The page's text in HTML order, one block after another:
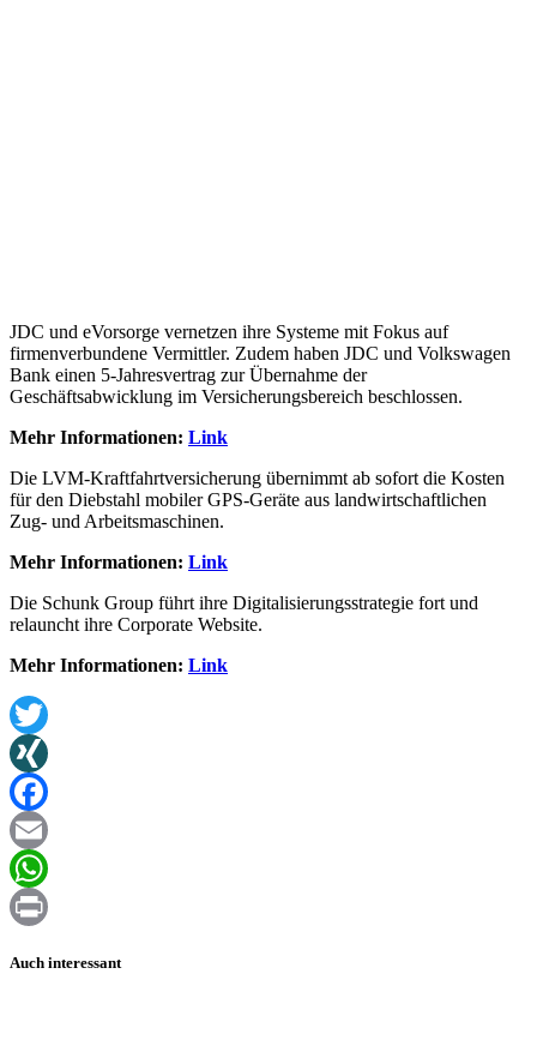
JDC und eVorsorge vernetzen ihre Systeme mit Fokus auf
firmenverbundene Vermittler. Zudem haben JDC und Volkswagen
Bank einen 5-Jahresvertrag zur Übernahme der
Geschäftsabwicklung im Versicherungsbereich beschlossen.
Mehr Informationen: Link
Die LVM-Kraftfahrtversicherung übernimmt ab sofort die Kosten
für den Diebstahl mobiler GPS-Geräte aus landwirtschaftlichen
Zug- und Arbeitsmaschinen.
Mehr Informationen: Link
Die Schunk Group führt ihre Digitalisierungsstrategie fort und
relauncht ihre Corporate Website.
Mehr Informationen: Link
Twitter
XING
Facebook
Email
WhatsApp
Auch interessant